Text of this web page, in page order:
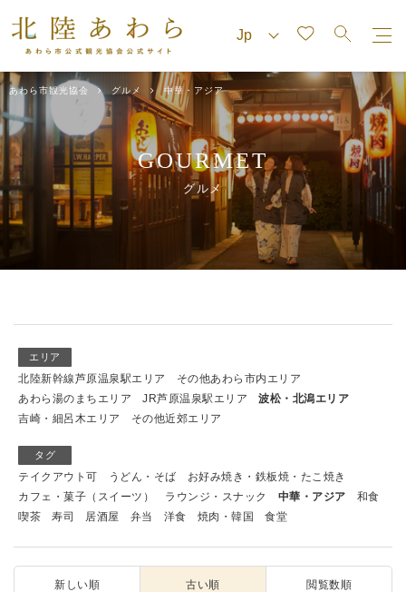
あわら市観光協会 グルメ 中華・アジア
GOURMET
グルメ
エリア
北陸新幹線芦原温泉駅エリア
その他あわら市内エリア
あわら湯のまちエリア
JR芦原温泉駅エリア
波松・北潟エリア
吉崎・細呂木エリア
その他近郊エリア
タグ
テイクアウト可 うどん・そば
お好み焼き・鉄板焼・たこ焼き
カフェ・菓子（スイーツ）
ラウンジ・スナック 中華・アジア
和食
喫茶
寿司 居酒屋 弁当 洋食 焼肉・韓国 食堂
新しい順 古い順 閲覧数順